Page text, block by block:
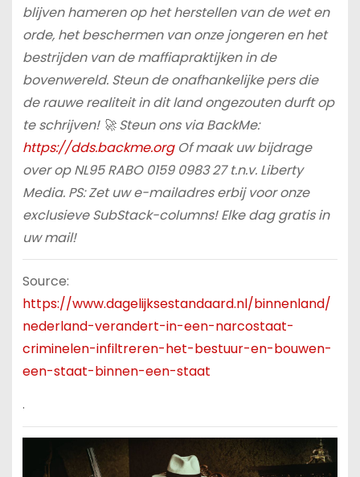
blijven hameren op het herstellen van de wet en
orde, het beschermen van onze jongeren en het
bestrijden van de maffiapraktijken in de
bovenwereld. Steun de onafhankelijke pers die
de rauwe realiteit in dit land ongezouten durft op
te schrijven! 🚀 Steun ons via BackMe:
https://dds.backme.orgOf maak uw bijdrage
over op NL95 RABO 0159 0983 27 t.n.v. Liberty
Media. PS: Zet uw e-mailadres erbij voor onze
exclusieve SubStack-columns! Elke dag gratis in
uw mail!
Source:
https://www.dagelijksestandaard.nl/binnenland/
nederland-verandert-in-een-narcostaat-
criminelen-infiltreren-het-bestuur-en-bouwen-
een-staat-binnen-een-staat
.